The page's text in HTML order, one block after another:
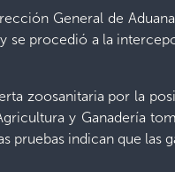
General de
se procedió a la
zoosanitaria por la
y Ganadería
indican que las